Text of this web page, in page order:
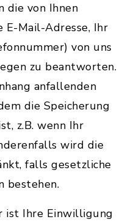
die von Ihnen
Mail-Adresse, Ihr
von uns
zu beantworten.
anfallenden
die Speicherung
z.B. wenn Ihr
wird die
falls gesetzliche
bestehen.
ist Ihre Einwilligung